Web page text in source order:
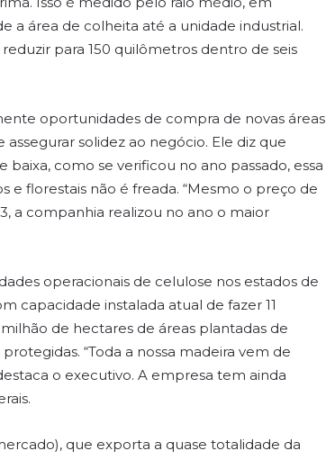
a área de colheita até a unidade industrial.
para 150 quilômetros dentro de seis
oportunidades de compra de novas áreas
solidez ao negócio. Ele diz que
como se verificou no ano passado, essa
e florestais não é freada. “Mesmo o preço de
a companhia realizou no ano o maior
operacionais de celulose nos estados de
capacidade instalada atual de fazer 11
de hectares de áreas plantadas de
“Toda a nossa madeira vem de
o executivo. A empresa tem ainda
que exporta a quase totalidade da